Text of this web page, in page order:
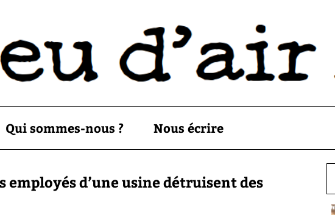
Qui sommes-nous ? Nous écrire
employés d’une usine détruisent des